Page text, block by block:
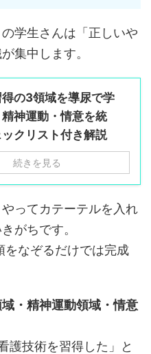
学生さんは「正しいや
集中します。
の3領域を導尿で学
神運動・情意を統
クリスト付き解説
続きを見る
ってカテーテルを入れ
がちです。
をなぞるだけでは完成
・精神運動領域・情意
護技術を習得した」と